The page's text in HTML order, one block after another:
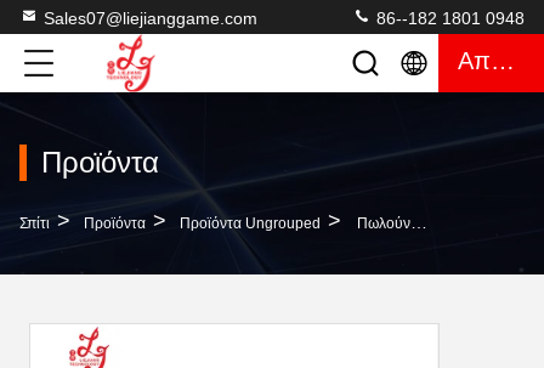
Sales07@liejianggame.com 86--182 1801 0948
Απόσπασμα
Προϊόντα
Σπίτι > Προϊόντα > Προϊόντα Ungrouped > Πωλούνται Πλακάκια Bally Backplane Made In China